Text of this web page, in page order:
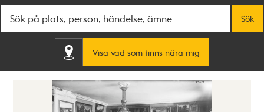
Sök
Visa vad som finns nära mig